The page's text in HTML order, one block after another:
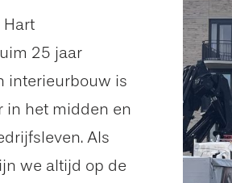
Hart
25 jaar
interieurbouw is
in het midden en
Als
we altijd op de